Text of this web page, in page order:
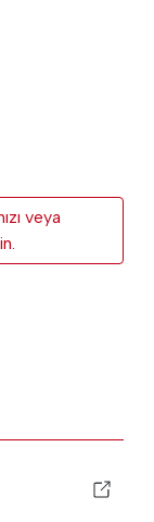
veya